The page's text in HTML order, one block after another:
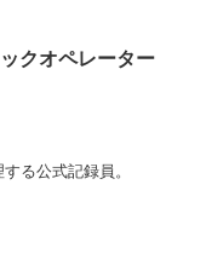
クオペレーター
る公式記録員。